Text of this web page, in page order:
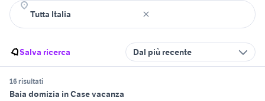
Salva ricerca Dal più recente
16 risultati
Baia domizia in Case vacanza